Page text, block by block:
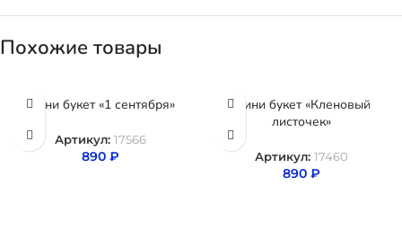
Похожие товары
Мини букет «1 сентября»
Артикул: 17566
890 ₽
Мини букет «Кленовый
листочек»
Артикул: 17460
890 ₽